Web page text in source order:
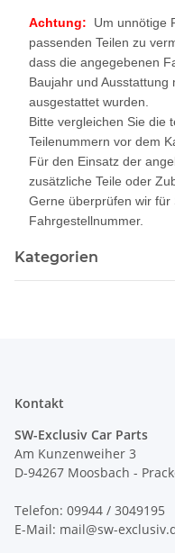
Achtung: Um unnötige
passenden Teilen zu
dass die angegebenen
Baujahr und Ausstattung
ausgestattet wurden.
Bitte vergleichen Sie die
Teilenummern vor dem
Für den Einsatz der
zusätzliche Teile oder
Gerne überprüfen wir
Fahrgestellnummer.
Kategorien
Kontakt
SW-Exclusiv Car Parts
Am Kunzenweiher 3
D-94267 Moosbach -
Telefon: 09944 / 3049195
E-Mail: mail@sw-